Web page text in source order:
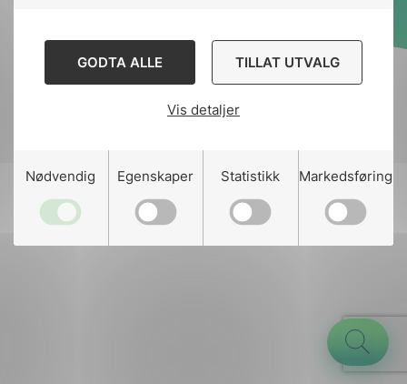
GODTA ALLE TILLAT UTVALG
Vis detaljer
Nødvendig Egenskaper Statistikk Markedsføring
Designed and developed
Stem Agency